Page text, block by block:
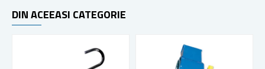
DIN ACEEASI CATEGORIE